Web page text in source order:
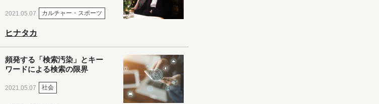
2021.05.07 カルチャー・スポーツ
ヒナタカ
頻発する「検索汚染」とキー
ワードによる検索の限界
2021.05.07 社会